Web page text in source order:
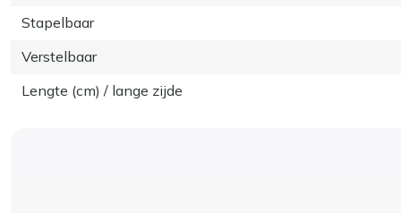
Stapelbaar
Verstelbaar
Lengte (cm) / lange zijde